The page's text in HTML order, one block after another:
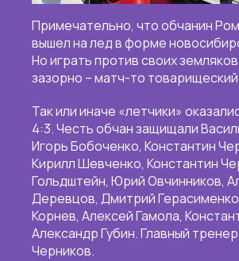
Примечательно, что обчанин
вышел на лед в форме
Но играть против своих
зазорно – матч-то
Так или иначе «летчики»
4:3. Честь обчан защищали
Игорь Бобоченко, Константин
Кирилл Шевченко, Константин
Гольдштейн, Юрий Овчинников,
Деревцов, Дмитрий
Корнев, Алексей Гамола,
Александр Губин. Главный
Черников.